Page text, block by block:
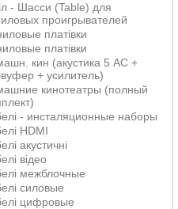
- Шасси (Table) для
проигрывателей
платівки
платівки
кин (акустика 5 АС +
+ усилитель)
кинотеатры (полный
- инсталяционные наборы
HDMI
акустичні
відео
межблочные
силовые
цифровые